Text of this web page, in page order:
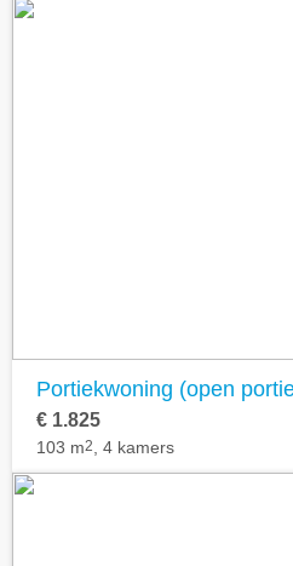
Portiekwoning (open
€ 1.825
103 m2 , 4 kamers